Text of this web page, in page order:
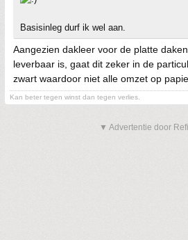
Basisinleg durf ik wel aan.
Aangezien dakleer voor de platte
leverbaar is, gaat dit zeker in de
zwart waardoor niet alle omzet op
Kan beter tegen winst dan tegen verlies.
▼ Advertentie door